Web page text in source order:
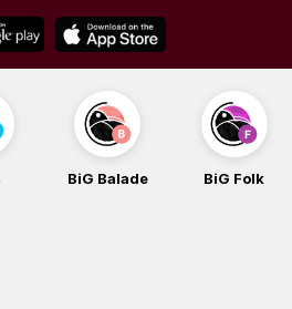
BiG Balade BiG Folk